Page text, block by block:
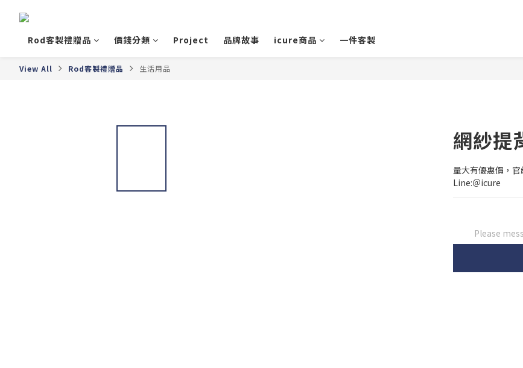
Rod客製禮贈品
價錢分類 Project 品牌故事 icure商品 一件客製
View All Rod客製禮贈品 生活用品
網紗提
量大有優惠價，
Line:＠icure
Please